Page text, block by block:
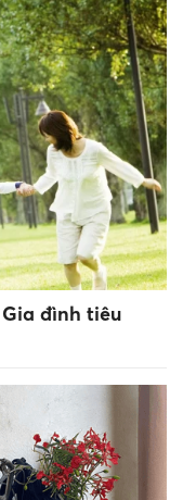
đình tiêu